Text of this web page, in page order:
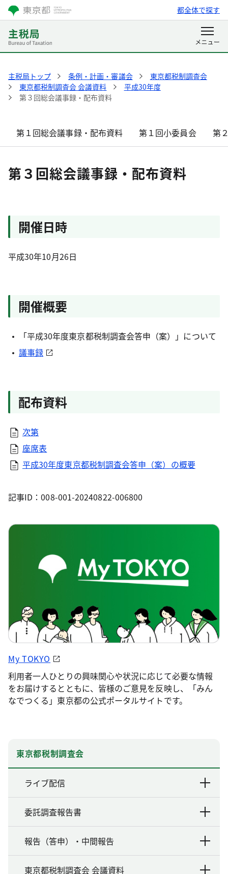
都全体で探す
主税局トップ 条例・計画・審議会
東京都税制調査会
東京都税制調査会 会議資料
平成30年度
第３回総会議事録・配布資料
第１回総会議事録・配布資料 第１回小委員会 第
第３回総会議事録・配布資料
開催日時
平成30年10月26日
開催概要
「平成30年度東京都税制調査会答申（案）」について
議事録
配布資料
次第
座席表
平成30年度東京都税制調査会答申（案）の概要
記事ID：008-001-20240822-006800
My TOKYO
利用者一人ひとりの興味関心や状況に応じて必要な情報
をお届けするとともに、皆様のご意見を反映し、「みん
なでつくる」東京都の公式ポータルサイトです。
東京都税制調査会
ライブ配信
委託調査報告書
報告（答申）・中間報告
東京都税制調査会 会議資料